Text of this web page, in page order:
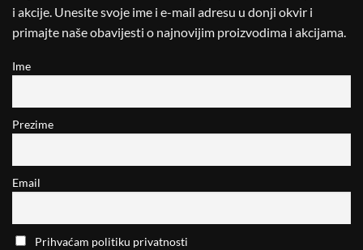
i akcije. Unesite svoje ime i e-mail adresu u donji okvir i
primajte naše obavijesti o najnovijim proizvodima i akcijama.
Ime
Prezime
Email
Prihvaćam politiku privatnosti